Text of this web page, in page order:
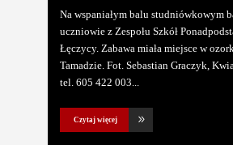
Na wspaniałym balu studniówkowym
uczniowie z Zespołu Szkół
Łęczycy. Zabawa miała miejsce w
Tamadzie. Fot. Sebastian Graczyk,
tel. 605 422 003
Czytaj więcej